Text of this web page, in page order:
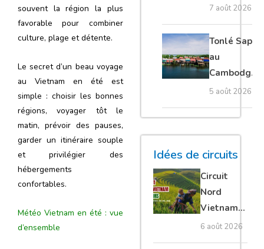
souvent la région la plus
favorable pour combiner
culture, plage et détente.
Le secret d’un beau voyage
au Vietnam en été est
simple : choisir les bonnes
régions, voyager tôt le
matin, prévoir des pauses,
garder un itinéraire souple
et privilégier des
hébergements
confortables.
Météo Vietnam en été : vue
d’ensemble
Thaïlande :
voyage
authentique
7 août 2026
Tonlé Sap
au
Cambodge :
villages
flottants,
meilleure
saison et
conseils
5 août 2026
Idées de circuits
Circuit
Nord
Vietnam
15 jours :
Ha Giang
6 août 2026